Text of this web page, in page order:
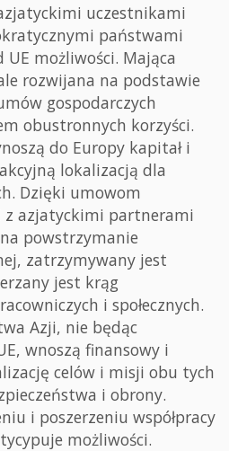
uczestnikami
państwami
możliwości. Mająca
rozwijana na podstawie
gospodarczych
obustronnych korzyści.
do Europy kapitał i
lokalizacją dla
Dzięki umowom
z azjatyckimi partnerami
powstrzymanie
zatrzymywany jest
jest krąg
i społecznych.
Azji, nie będąc
wnoszą finansowy i
celów i misji obu tych
i obrony.
i poszerzeniu współpracy
możliwości.